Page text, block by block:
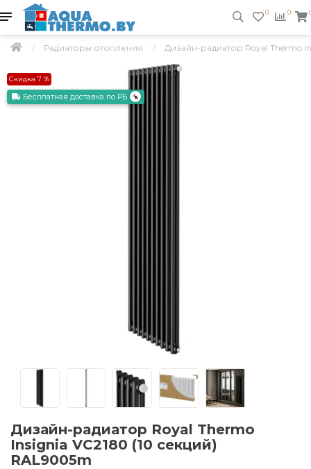
0 0
Радиаторы отопления Дизайн-радиатор Royal Thermo
Скидка 7 %
Бесплатная доставка по РБ
Дизайн-радиатор Royal Thermo
Insignia VC2180 (10 секций)
RAL9005m